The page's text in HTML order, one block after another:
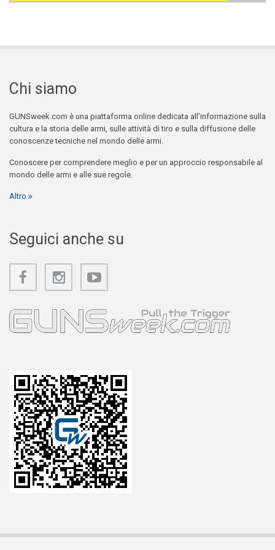
Chi siamo
GUNSweek.com è una piattaforma online dedicata all'informazione sulla
cultura e la storia delle armi, sulle attività di tiro e sulla diffusione delle
conoscenze tecniche nel mondo delle armi.
Conoscere per comprendere meglio e per un approccio responsabile al
mondo delle armi e alle sue regole.
Altro
Seguici anche su